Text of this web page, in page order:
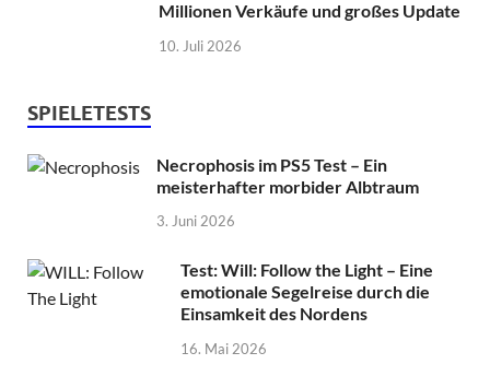
Millionen Verkäufe und großes Update
10. Juli 2026
SPIELETESTS
Necrophosis im PS5 Test – Ein
meisterhafter morbider Albtraum
3. Juni 2026
Test: Will: Follow the Light – Eine
emotionale Segelreise durch die
Einsamkeit des Nordens
16. Mai 2026